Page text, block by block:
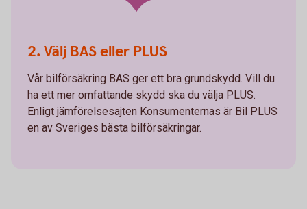
2. Välj BAS eller PLUS
Vår bilförsäkring BAS ger ett bra grundskydd. Vill du
ha ett mer omfattande skydd ska du välja PLUS.
Enligt jämförelsesajten Konsumenternas är Bil PLUS
en av Sveriges bästa bilförsäkringar.